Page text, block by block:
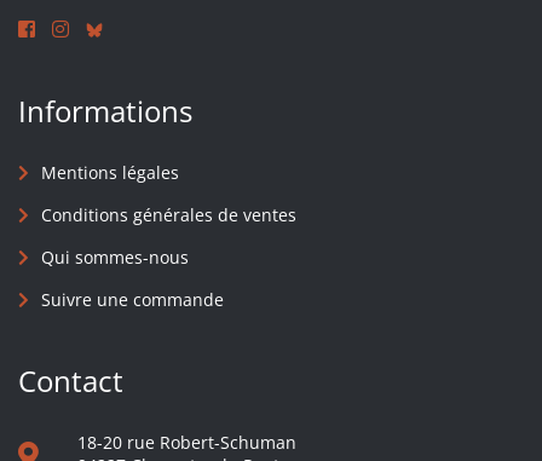
Informations
Mentions légales
Conditions générales de ventes
Qui sommes-nous
Suivre une commande
Contact
18-20 rue Robert-Schuman